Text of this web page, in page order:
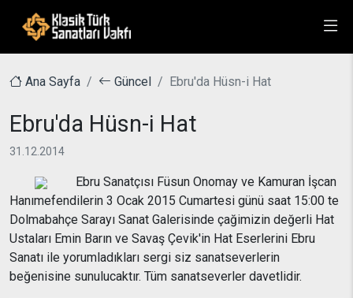
Ana Sayfa Güncel Ebru'da Hüsn-i Hat
Ebru'da Hüsn-i Hat
31.12.2014
Ebru Sanatçısı Füsun Onomay ve Kamuran İşcan
Hanımefendilerin 3 Ocak 2015 Cumartesi günü saat 15:00 te
Dolmabahçe Sarayı Sanat Galerisinde çağimizin değerli Hat
Ustaları Emin Barın ve Savaş Çevik'in Hat Eserlerini Ebru
Sanatı ile yorumladıkları sergi siz sanatseverlerin
beğenisine sunulucaktır. Tüm sanatseverler davetlidir.